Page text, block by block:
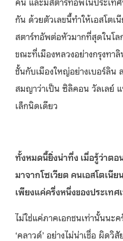
กัน ด้วยตัวเลขนี้ทำให้เอสโตเ
สตาร์ทอัพต่อหัวมากที่สุดในโ
ขณะที่เมืองหลวงอย่างกรุงทา
ชั้นกับเมืองใหญ่อย่างเบอร์ลิน
สมญาว่าเป็น ซิลิคอน วัลเลย์
เล็กนิดเดียว
ทั้งหมดนี้ยิ่งน่าทึ่ง เมื่อรู้ว่าตอ
มาจากโซเวียต คนเอสโตเนี
เพียงแค่ครึ่งหนึ่งของประเทศ
ไม่ใช่แค่ภาคเอกชนเท่านั้นนะ
‘คลาวด์’ อย่างไม่น่าเชื่อ ผิด